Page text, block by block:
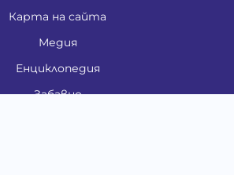
Карта на сайта
Медия
Енциклопедия
Забавно